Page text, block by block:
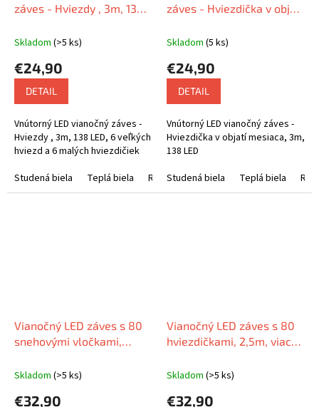
záves - Hviezdy , 3m, 138
Skladom (>5 ks)
€24,90
DETAIL
Vnútorný LED vianočný záves -
Hviezdy , 3m, 138 LED, 6 veľkých
hviezd a 6 malých hviezdičiek
Studená biela
Teplá biela Rôznofarebná
záves - Hviezdička v objatí
Skladom (5 ks)
€24,90
DETAIL
Vnútorný LED vianočný záves -
Hviezdička v objatí mesiaca, 3m,
138 LED
Studená biela
Teplá biela
Vianočný LED záves s 80
snehovými vločkami,
variant
Skladom (>5 ks)
€32,90
Vianočný LED záves s 80
hviezdičkami, 2,5m, viac
Skladom (>5 ks)
€32,90